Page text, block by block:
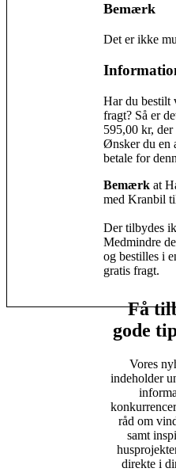
Bemærk
Det er ikke
Har du bestilt
fragt? Så er
595,00 kr,
Ønsker du en
betale for
Bemærk at H
med Kranbil
Der tilbydes
Medmindre
og bestilles i
gratis fragt.
Få
gode
Vores
indeholder
råd om
samt
direkte i